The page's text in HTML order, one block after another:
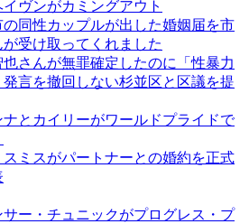
イヴンがカミングアウト
の同性カップルが出した婚姻届を市
受け取ってくれました
也さんが無罪確定したのに「性暴力
発言を撤回しない杉並区と区議を提
ナとカイリーがワールドプライドで
スミスがパートナーとの婚約を正式
サー・チュニックがプログレス・プ